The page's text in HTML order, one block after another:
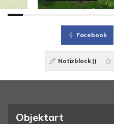
Facebook
Notizblock ()
Objektart